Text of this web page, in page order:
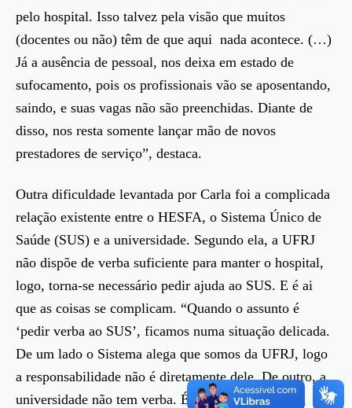
pelo hospital. Isso talvez pela visão que muitos
(docentes ou não) têm de que aqui nada acontece. (…)
Já a ausência de pessoal, nos deixa em estado de
sufocamento, pois os profissionais vão se aposentando,
saindo, e suas vagas não são preenchidas. Diante de
disso, nos resta somente lançar mão de novos
prestadores de serviço”, destaca.
Outra dificuldade levantada por Carla foi a complicada
relação existente entre o HESFA, o Sistema Único de
Saúde (SUS) e a universidade. Segundo ela, a UFRJ
não dispõe de verba suficiente para manter o hospital,
logo, torna-se necessário pedir ajuda ao SUS. E é ai
que as coisas se complicam. “Quando o assunto é
‘pedir verba ao SUS’, ficamos numa situação delicada.
De um lado o Sistema alega que somos da UFRJ, logo
a responsabilidade não é diretamente dele. De outro, a
universidade não tem verba. É muito complicado”,